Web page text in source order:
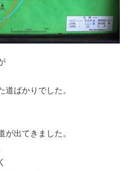
道ばかりでした。
が出てきました。